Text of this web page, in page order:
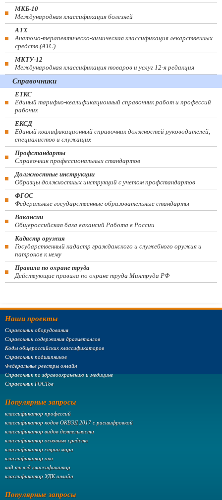
МКБ-10
Международная классификация болезней
АТХ
Анатомо-терапевтическо-химическая классификация лекарственных
средств (ATC)
МКТУ-12
Международная классификация товаров и услуг 12-я редакция
Справочники
ЕТКС
Единый тарифно-квалификационный справочник работ и профессий
рабочих
ЕКСД
Единый квалификационный справочник должностей руководителей,
специалистов и служащих
Профстандарты
Справочник профессиональных стандартов
Должностные инструкции
Образцы должностных инструкций с учетом профстандартов
ФГОС
Федеральные государственные образовательные стандарты
Вакансии
Общероссийская база вакансий Работа в России
Кадастр оружия
Государственный кадастр гражданского и служебного оружия и
патронов к нему
Правила по охране труда
Действующие правила по охране труда Минтруда РФ
Наши проекты
Справочник оборудования
Справочник содержания драгметаллов
Коды общероссийских классификаторов
Справочник подшипников
Федеральные реестры онлайн
Справочник по здравоохранению и медицине
Справочник ГОСТов
Популярные запросы
классификатор профессий
классификатор кодов ОКВЭД 2017 с расшифровкой
классификатор видов деятельности
классификатор основных средств
классификатор стран мира
классификатор окп
код тн вэд классификатор
классификатор УДК онлайн
Популярные запросы